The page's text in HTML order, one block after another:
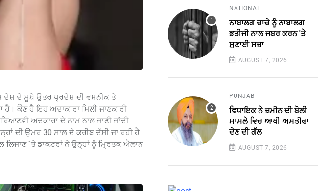
ਦੇਸ਼ ਦੇ ਸੂਬੇ ਉਤਰ ਪ੍ਰਦੇਸ਼ ਦੀ ਵਸਨੀਕ ਤੇ
ਹੈ। ਕੌਣ ਹੈ ਇਹ ਅਦਾਕਾਰਾ ਮਿਲੀ ਜਾਣਕਾਰੀ
ਅਦਕਾਰਾ ਦੇ ਨਾਮ ਨਾਲ ਜਾਣੀ ਜਾਂਦੀ
ਦੀ ਉਮਰ 30 ਸਾਲ ਦੇ ਕਰੀਬ ਦੱਸੀ ਜਾ ਰਹੀ ਹੈ
ਲਿਜਾਣ `ਤੇ ਡਾਕਟਰਾਂ ਨੇ ਉਨ੍ਹਾਂ ਨੂੰ ਮ੍ਰਿਤਕ ਐਲਾਨ
NATIONAL
ਨਾਬਾਲਗ ਚਾਚੇ ਨੂੰ ਨਾਬਾਲਗ
ਭਤੀਜੀ ਨਾਲ ਜਬਰ ਕਰਨ 'ਤੇ
ਸੁਣਾਈ ਸਜ਼ਾ
AUGUST 7, 2026
PUNJAB
ਵਿਧਾਇਕ ਨੇ ਜ਼ਮੀਨ ਦੀ ਬੋਲੀ
ਮਾਮਲੇ ਵਿਚ ਆਖੀ ਅਸਤੀਫਾ
ਦੇਣ ਦੀ ਗੱਲ
AUGUST 7, 2026